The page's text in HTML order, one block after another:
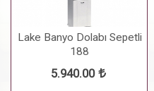
Lake Banyo Dolabı Sepetli
188
5.940.00